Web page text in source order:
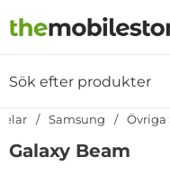
Samsung Övriga
Galaxy Beam